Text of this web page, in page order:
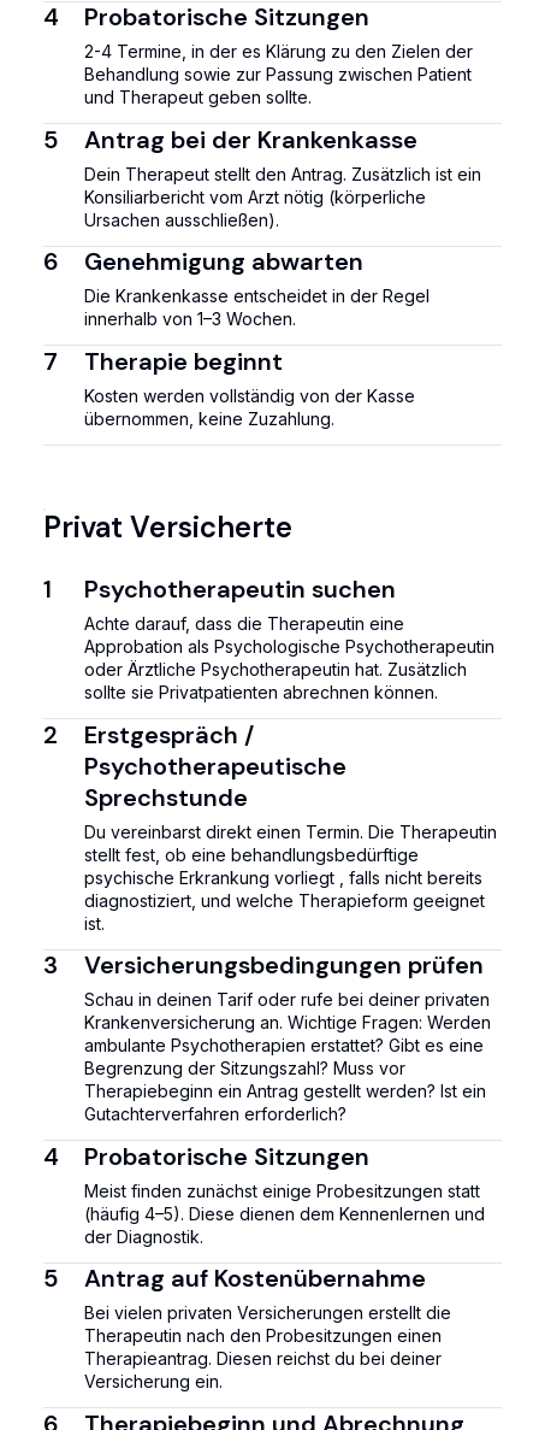
4 Probatorische Sitzungen
2-4 Termine, in der es Klärung zu den Zielen der
Behandlung sowie zur Passung zwischen Patient
und Therapeut geben sollte.
5 Antrag bei der Krankenkasse
Dein Therapeut stellt den Antrag. Zusätzlich ist ein
Konsiliarbericht vom Arzt nötig (körperliche
Ursachen ausschließen).
6 Genehmigung abwarten
Die Krankenkasse entscheidet in der Regel
innerhalb von 1–3 Wochen.
7 Therapie beginnt
Kosten werden vollständig von der Kasse
übernommen, keine Zuzahlung.
Privat Versicherte
1 ⁠Psychotherapeutin suchen
Achte darauf, dass die Therapeutin eine
Approbation als Psychologische Psychotherapeutin
oder Ärztliche Psychotherapeutin hat. Zusätzlich
sollte sie Privatpatienten abrechnen können.
2
Erstgespräch /
Psychotherapeutische
Sprechstunde
Du vereinbarst direkt einen Termin. Die Therapeutin
stellt fest, ob eine behandlungsbedürftige
psychische Erkrankung vorliegt , falls nicht bereits
diagnostiziert, und welche Therapieform geeignet
ist.
3 Versicherungsbedingungen prüfen
Schau in deinen Tarif oder rufe bei deiner privaten
Krankenversicherung an. Wichtige Fragen: Werden
ambulante Psychotherapien erstattet? Gibt es eine
Begrenzung der Sitzungszahl? Muss vor
Therapiebeginn ein Antrag gestellt werden? Ist ein
Gutachterverfahren erforderlich?
4 Probatorische Sitzungen
Meist finden zunächst einige Probesitzungen statt
(häufig 4–5). Diese dienen dem Kennenlernen und
der Diagnostik.
5 Antrag auf Kostenübernahme
Bei vielen privaten Versicherungen erstellt die
Therapeutin nach den Probesitzungen einen
Therapieantrag. Diesen reichst du bei deiner
Versicherung ein.
6 Therapiebeginn und Abrechnung